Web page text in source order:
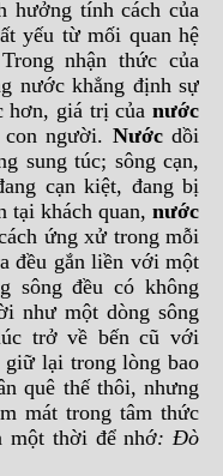
hưởng tính cách của
yếu từ mối quan hệ
nhận thức của
nước khẳng định sự
hơn, giá trị của nước
người. Nướcdồi
sung túc; sông cạn,
cạn kiệt, đang bị
tại khách quan, nước
ứng xử trong mỗi
đều gắn liền với một
sông đều có không
như một dòng sông
trở về bến cũ với
lại trong lòng bao
quê thế thôi, nhưng
mát trong tâm thức
một thời để nhớ: Đò